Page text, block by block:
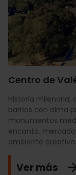
Centro de
Historia
barrios con alma
monumentos
encanto,
ambiente
Ver más